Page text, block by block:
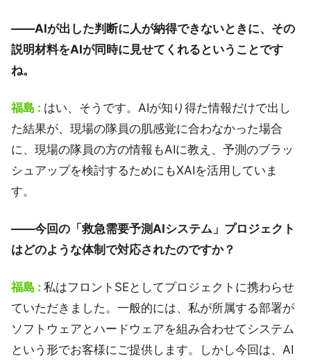
――AIが出した判断に人が納得できないときに、その
説明材料をAIが同時に見せてくれるということです
ね。
福島 : はい、そうです。AIが知り得た情報だけで出し
た結果が、現場の隊員の肌感覚に合わなかった場合
に、現場の隊員の方の情報もAIに教え、予測のブラッ
シュアップを検討するためにもXAIを活用していま
す。
――今回の「救急需要予測AIシステム」プロジェクト
はどのような体制で対応されたのですか？
福島 : 私はフロントSEとしてプロジェクトに携わらせ
ていただきました。一般的には、私が所属する部署が
ソフトウェアとハードウェアを組み合わせてシステム
という形でお客様にご提供します。しかし今回は、AI